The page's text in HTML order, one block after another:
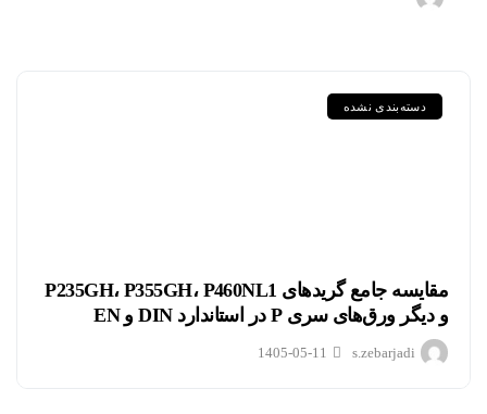
دسته‌بندی نشده
مقایسه جامع گریدهای P235GH، P355GH، P460NL1
و دیگر ورق‌های سری P در استاندارد DIN و EN
s.zebarjadi
1405-05-11